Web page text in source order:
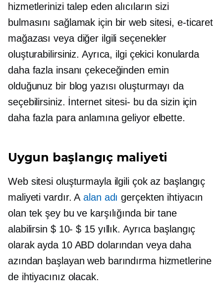
hizmetlerinizi talep eden alıcıların sizi
bulmasını sağlamak için bir web sitesi, e-ticaret
mağazası veya diğer ilgili seçenekler
oluşturabilirsiniz. Ayrıca, ilgi çekici konularda
daha fazla insanı çekeceğinden emin
olduğunuz bir blog yazısı oluşturmayı da
seçebilirsiniz. İnternet sitesi- bu da sizin için
daha fazla para anlamına geliyor elbette.
Uygun başlangıç ​​maliyeti
Web sitesi oluşturmayla ilgili çok az başlangıç ​​
maliyeti vardır. Aalan adı gerçekten ihtiyacın
olan tek şey bu ve karşılığında bir tane
alabilirsin $ 10- $ 15yıllık. Ayrıca başlangıç ​​
olarak ayda 10 ABD dolarından veya daha
azından başlayan web barındırma hizmetlerine
de ihtiyacınız olacak.